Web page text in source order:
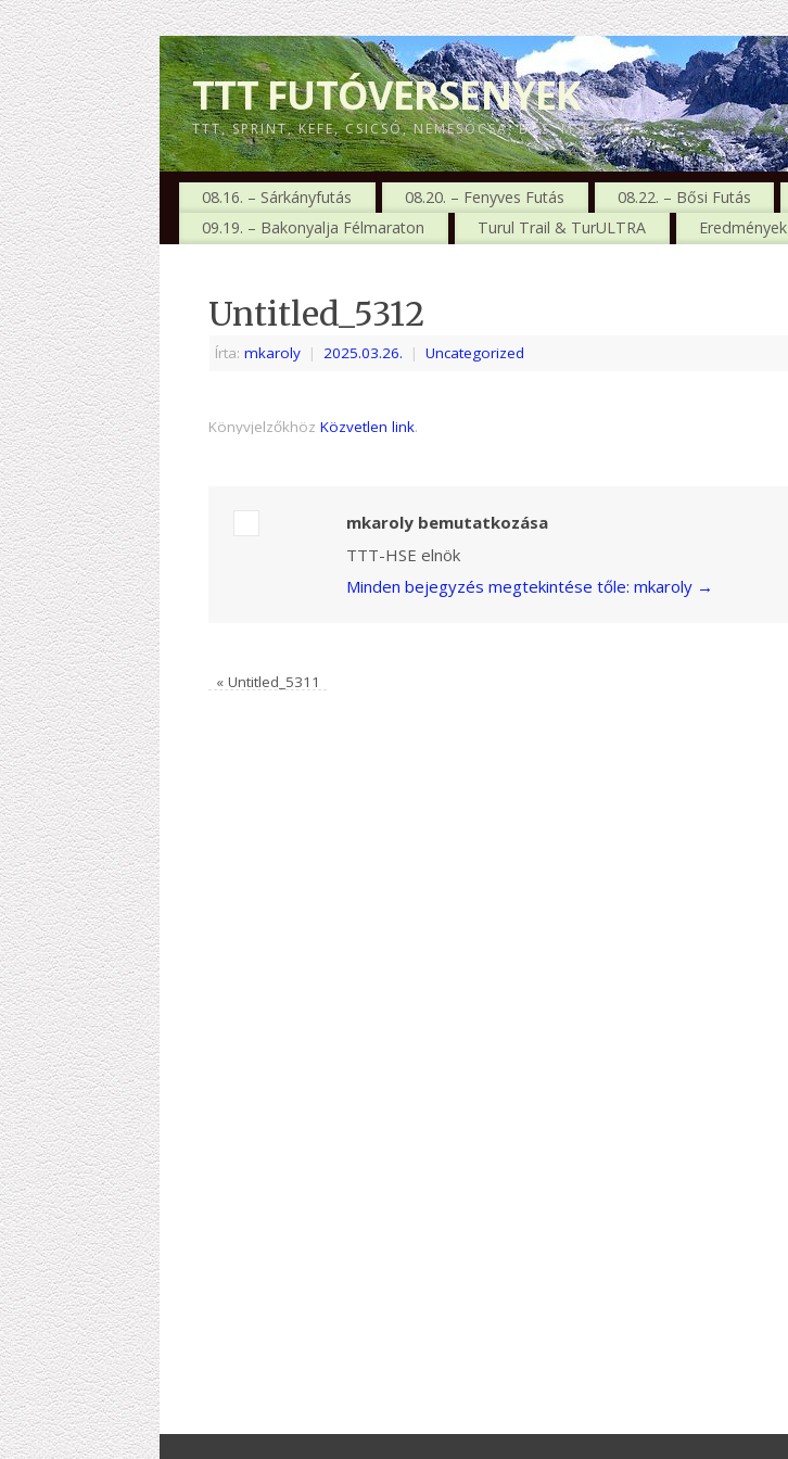
TTT FUTÓVERSENYEK
TTT, SPRINT, KEFE, CSICSÓ, NEMESÓCSA, BŐS, MSE, GTC
08.16. – Sárkányfutás 08.20. – Fenyves Futás 08.22. – Bősi Futás
09.19. – Bakonyalja Félmaraton
Turul Trail & TurULTRA Eredmények
Untitled_5312
Írta: mkaroly | 2025.03.26. | Uncategorized
Könyvjelzőkhöz Közvetlen link.
mkaroly bemutatkozása
TTT-HSE elnök
Minden bejegyzés megtekintése tőle: mkaroly →
«Untitled_5311